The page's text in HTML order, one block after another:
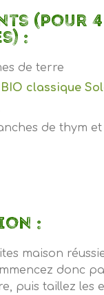
(pour 4
:
de terre
classique
de thym
:
maison
donc
puis taillez les